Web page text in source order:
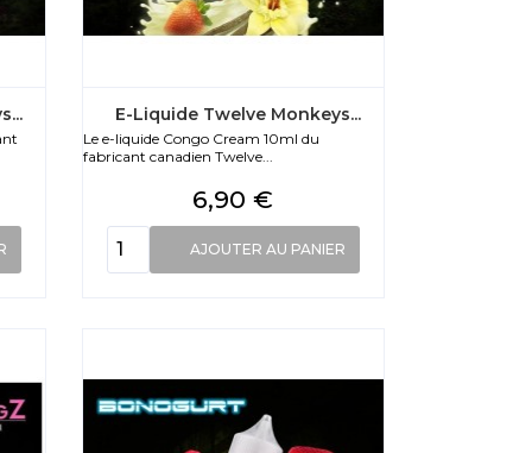
E-Liquide Twelve Monkeys...
Le e-liquide Congo Cream 10ml du
fabricant canadien Twelve...
Prix
6,90 €
AJOUTER AU PANIER